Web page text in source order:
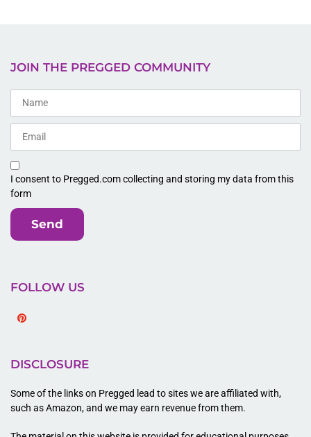
JOIN THE PREGGED COMMUNITY
I consent to Pregged.com collecting and storing my data from this
form
Send
FOLLOW US
DISCLOSURE
Some of the links on Pregged lead to sites we are affiliated with,
such as Amazon, and we may earn revenue from them.